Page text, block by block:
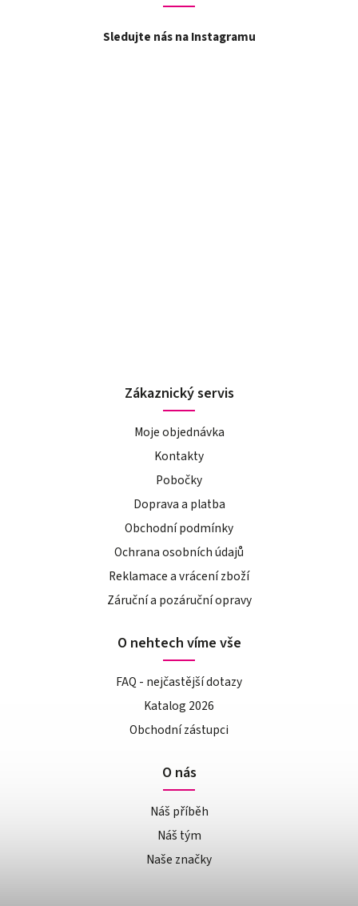
Sledujte nás na Instagramu
Zákaznický servis
Moje objednávka
Kontakty
Pobočky
Doprava a platba
Obchodní podmínky
Ochrana osobních údajů
Reklamace a vrácení zboží
Záruční a pozáruční opravy
O nehtech víme vše
FAQ - nejčastější dotazy
Katalog 2026
Obchodní zástupci
O nás
Náš příběh
Náš tým
Naše značky